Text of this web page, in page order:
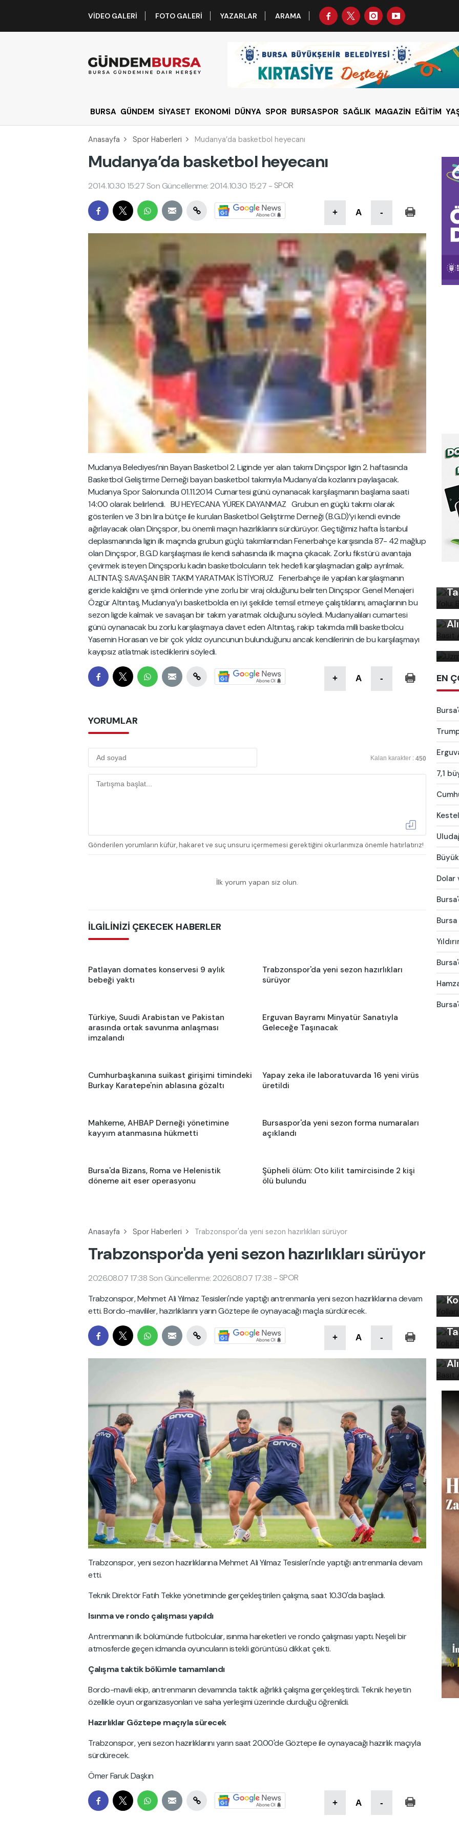
VIDEO GALERI FOTO GALERI YAZARLAR ARAMA
BURSA GÜNDEM SİYASET EKONOMİ DÜNYA SPOR BURSASPOR SAĞLIK MAGAZİN EĞİTİM
Anasayfa Spor Haberleri Mudanya’da basketbol heyecanı
Mudanya’da basketbol heyecanı
2014.10.30 15:27 Son Güncellenme: 2014.10.30 15:27 -SPOR
+ A -
Mudanya Belediyesi’nin Bayan Basketbol 2. Liginde yer alan takımı Dinçspor ligin 2. haftasında
Basketbol Geliştirme Derneği bayan basketbol takımıyla Mudanya’da kozlarını paylaşacak.
Mudanya Spor Salonunda 01.11.2014 Cumartesi günü oynanacak karşılaşmanın başlama saati
14:00 olarak belirlendi. BU HEYECANA YÜREK DAYANMAZ Grubun en güçlü takımı olarak
gösterilen ve 3 bin lira bütçe ile kurulan Basketbol Geliştirme Derneği (B.G.D)’yi kendi evinde
ağırlayacak olan Dinçspor, bu önemli maçın hazırlıklarını sürdürüyor. Geçtiğimiz hafta İstanbul
deplasmanında ligin ilk maçında grubun güçlü takımlarından Fenerbahçe karşısında 87- 42 mağlup
olan Dinçspor, B.G.D karşılaşması ile kendi sahasında ilk maçına çıkacak. Zorlu fikstürü avantaja
çevirmek isteyen Dinçsporlu kadın basketbolcuların tek hedefi karşılaşmadan galip ayrılmak.
ALTINTAŞ: SAVAŞAN BİR TAKIM YARATMAK İSTİYORUZ Fenerbahçe ile yapılan karşılaşmanın
geride kaldığını ve şimdi önlerinde yine zorlu bir viraj olduğunu belirten Dinçspor Genel Menajeri
Özgür Altıntaş, Mudanya’yı basketbolda en iyi şekilde temsil etmeye çalıştıklarını, amaçlarının bu
sezon ligde kalmak ve savaşan bir takım yaratmak olduğunu söyledi. Mudanyalıları cumartesi
günü oynanacak bu zorlu karşılaşmaya davet eden Altıntaş, rakip takımda milli basketbolcu
Yasemin Horasan ve bir çok yıldız oyuncunun bulunduğunu ancak kendilerinin de bu karşılaşmayı
kayıpsız atlatmak istediklerini söyledi.
+ A -
YORUMLAR
Kalan karakter : 450
Gönderilen yorumların küfür, hakaret ve suç unsuru içermemesi gerektiğini okurlarımıza önemle hatırlatırız!
İlk yorum yapan siz olun.
İLGİLİNİZİ ÇEKECEK HABERLER
Patlayan domates konservesi 9 aylık
bebeği yaktı
Trabzonspor'da yeni sezon hazırlıkları
sürüyor
Türkiye, Suudi Arabistan ve Pakistan
arasında ortak savunma anlaşması
imzalandı
Erguvan Bayramı Minyatür Sanatıyla
Geleceğe Taşınacak
Cumhurbaşkanına suikast girişimi timindeki
Burkay Karatepe'nin ablasına gözaltı
Yapay zeka ile laboratuvarda 16 yeni virüs
üretildi
Mahkeme, AHBAP Derneği yönetimine
kayyım atanmasına hükmetti
Bursaspor'da yeni sezon forma numaraları
açıklandı
Bursa'da Bizans, Roma ve Helenistik
döneme ait eser operasyonu
Şüpheli ölüm: Oto kilit tamircisinde 2 kişi
ölü bulundu
EN
7,1
Dolar
Anasayfa Spor Haberleri Trabzonspor'da yeni sezon hazırlıkları sürüyor
Trabzonspor'da yeni sezon hazırlıkları sürüyor
2026.08.07 17:38 Son Güncellenme: 2026.08.07 17:38 -SPOR
Trabzonspor, Mehmet Ali Yılmaz Tesisleri'nde yaptığı antrenmanla yeni sezon hazırlıklarına devam
etti. Bordo-mavililer, hazırlıklarını yarın Göztepe ile oynayacağı maçla sürdürecek.
+ A -
Trabzonspor, yeni sezon hazırlıklarına Mehmet Ali Yılmaz Tesisleri'nde yaptığı antrenmanla devam
etti.
Teknik Direktör Fatih Tekke yönetiminde gerçekleştirilen çalışma, saat 10.30'da başladı.
Isınma ve rondo çalışması yapıldı
Antrenmanın ilk bölümünde futbolcular, ısınma hareketleri ve rondo çalışması yaptı. Neşeli bir
atmosferde geçen idmanda oyuncuların istekli görüntüsü dikkat çekti.
Çalışma taktik bölümle tamamlandı
Bordo-mavili ekip, antrenmanın devamında taktik ağırlıklı çalışma gerçekleştirdi. Teknik heyetin
özellikle oyun organizasyonları ve saha yerleşimi üzerinde durduğu öğrenildi.
Hazırlıklar Göztepe maçıyla sürecek
Trabzonspor, yeni sezon hazırlıklarını yarın saat 20.00'de Göztepe ile oynayacağı hazırlık maçıyla
sürdürecek.
Ömer Faruk Daşkın
+ A -